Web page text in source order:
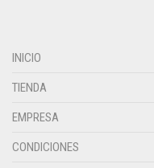
INICIO
TIENDA
EMPRESA
CONDICIONES